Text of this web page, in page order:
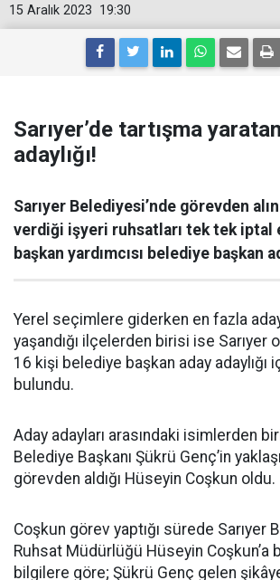
19:30
15 Aralık 2023
Sarıyer’de tartışma
adaylığı!
Sarıyer Belediyesi’nde görevden
verdiği işyeri ruhsatları tek tek iptal
başkan yardımcısı belediye başkan
Yerel seçimlere giderken en fazla aday
yaşandığı ilçelerden birisi ise Sarıyer
16 kişi belediye başkan aday adaylığı
bulundu.
Aday adayları arasındaki isimlerden
Belediye Başkanı Şükrü Genç’in
görevden aldığı Hüseyin Coşkun oldu.
Coşkun görev yaptığı sürede Sarıyer
Ruhsat Müdürlüğü Hüseyin Coşkun’a
bilgilere göre; Şükrü Genç gelen